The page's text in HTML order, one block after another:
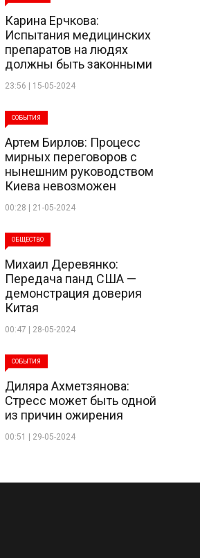
Карина Ерчкова:
Испытания медицинских
препаратов на людях
должны быть законными
23:56 | 15-05-2024
СОБЫТИЯ
Артем Бирлов: Процесс
мирных переговоров с
нынешним руководством
Киева невозможен
00:28 | 21-05-2024
ОБЩЕСТВО
Михаил Деревянко:
Передача панд США —
демонстрация доверия
Китая
00:47 | 28-05-2024
СОБЫТИЯ
Диляра Ахметзянова:
Стресс может быть одной
из причин ожирения
00:51 | 29-05-2024